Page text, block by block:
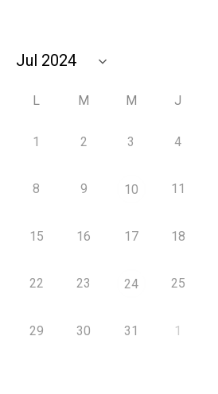
L M M J
1 2 3 4
8 9 10 11
15 16 17 18
22 23 24 25
29 30 31 1